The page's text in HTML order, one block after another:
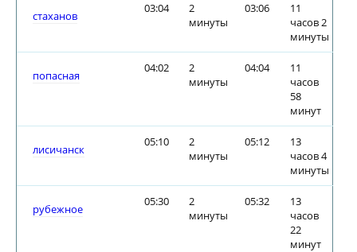
стаханов
03:04
2
минуты
03:06
11
часов 2
минуты
попасная
04:02
2
минуты
04:04
11
часов
58
минут
лисичанск
05:10
2
минуты
05:12
13
часов 4
минуты
рубежное
05:30
2
минуты
05:32
13
часов
22
минут